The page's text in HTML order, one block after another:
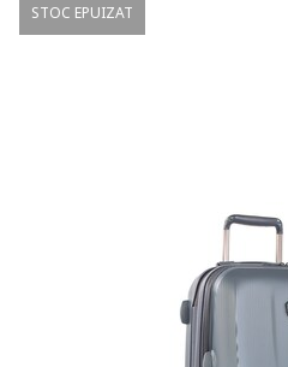
STOC EPUIZAT